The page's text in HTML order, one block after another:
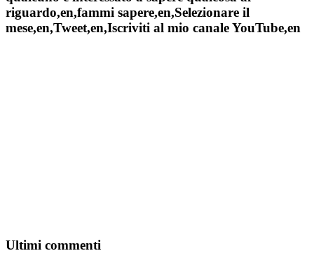
riguardo,en,fammi sapere,en,Selezionare il
mese,en,Tweet,en,Iscriviti al mio canale YouTube,en
Ultimi commenti